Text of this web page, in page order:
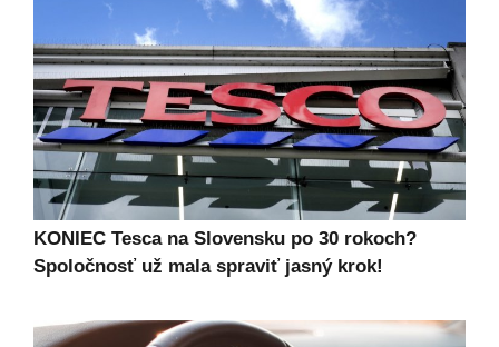
KONIEC Tesca na Slovensku po 30 rokoch?
Spoločnosť už mala spraviť jasný krok!